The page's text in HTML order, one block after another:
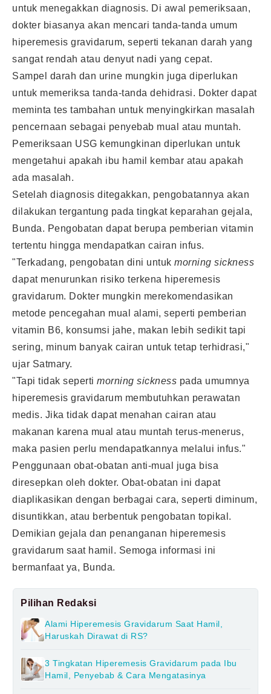
untuk menegakkan diagnosis. Di awal pemeriksaan,
dokter biasanya akan mencari tanda-tanda umum
hiperemesis gravidarum, seperti tekanan darah yang
sangat rendah atau denyut nadi yang cepat.
Sampel darah dan urine mungkin juga diperlukan
untuk memeriksa tanda-tanda dehidrasi. Dokter dapat
meminta tes tambahan untuk menyingkirkan masalah
pencernaan sebagai penyebab mual atau muntah.
Pemeriksaan USG kemungkinan diperlukan untuk
mengetahui apakah ibu hamil kembar atau apakah
ada masalah.
Setelah diagnosis ditegakkan, pengobatannya akan
dilakukan tergantung pada tingkat keparahan gejala,
Bunda. Pengobatan dapat berupa pemberian vitamin
tertentu hingga mendapatkan cairan infus.
"Terkadang, pengobatan dini untuk morning sickness
dapat menurunkan risiko terkena hiperemesis
gravidarum. Dokter mungkin merekomendasikan
metode pencegahan mual alami, seperti pemberian
vitamin B6, konsumsi jahe, makan lebih sedikit tapi
sering, minum banyak cairan untuk tetap terhidrasi,"
ujar Satmary.
"Tapi tidak seperti morning sickness pada umumnya
hiperemesis gravidarum membutuhkan perawatan
medis. Jika tidak dapat menahan cairan atau
makanan karena mual atau muntah terus-menerus,
maka pasien perlu mendapatkannya melalui infus."
Penggunaan obat-obatan anti-mual juga bisa
diresepkan oleh dokter. Obat-obatan ini dapat
diaplikasikan dengan berbagai cara, seperti diminum,
disuntikkan, atau berbentuk pengobatan topikal.
Demikian gejala dan penanganan hiperemesis
gravidarum saat hamil. Semoga informasi ini
bermanfaat ya, Bunda.
Pilihan Redaksi
Alami Hiperemesis Gravidarum Saat Hamil,
Haruskah Dirawat di RS?
3 Tingkatan Hiperemesis Gravidarum pada Ibu
Hamil, Penyebab & Cara Mengatasinya